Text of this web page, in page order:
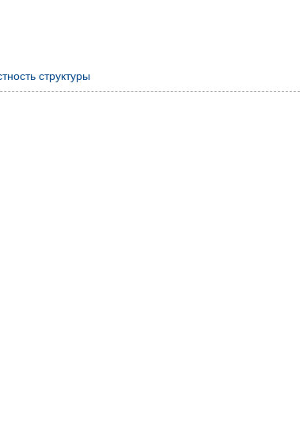
структуры